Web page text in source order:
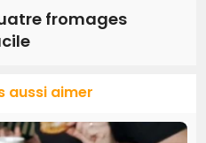
fromages
aussi aimer